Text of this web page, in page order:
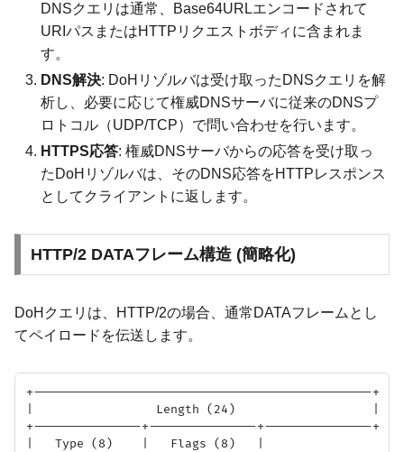
DNSクエリは通常、Base64URLエンコードされて
URIパスまたはHTTPリクエストボディに含まれま
す。
DNS解決: DoHリゾルバは受け取ったDNSクエリを解
析し、必要に応じて権威DNSサーバに従来のDNSプ
ロトコル（UDP/TCP）で問い合わせを行います。
HTTPS応答: 権威DNSサーバからの応答を受け取っ
たDoHリゾルバは、そのDNS応答をHTTPレスポンス
としてクライアントに返します。
HTTP/2 DATAフレーム構造 (簡略化)
DoHクエリは、HTTP/2の場合、通常DATAフレームとし
てペイロードを伝送します。
+-----------------------------------------------+
|                 Length (24)                   |
+---------------+---------------+---------------+
|   Type (8)    |   Flags (8)   |